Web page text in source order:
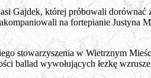
której próbowali dorównać
na fortepianie Justyna
stowarzyszenia w Wietrznym
ballad wywołujących łezkę